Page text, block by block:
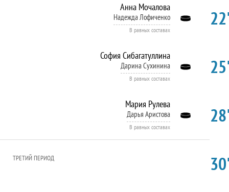
Анна Мочалова
Надежда Лофиченко
В равных составах
София Сибагатуллина
Дарина Сухинина
В равных составах
Мария Рулева
Дарья Аристова
В равных составах
ТРЕТИЙ ПЕРИОД